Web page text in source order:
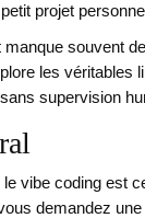
projet
souvent
les véritables
supervision
vibe coding est
demandez